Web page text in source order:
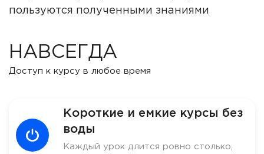
пользуются полученными знаниями
НАВСЕГДА
Доступ к курсу в любое время
Короткие и емкие курсы без
воды
Каждый урок длится ровно столько,